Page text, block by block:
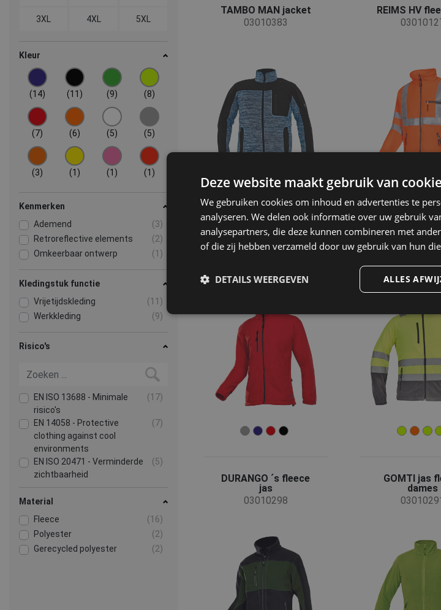
3XL 4XL 5XL
Kleur
(14) (11) (9) (8)
(7) (6) (5) (5)
(3) (1) (1) (1)
Kenmerken
Ademend
(3)
Retroreflective elements
(2)
Omkeerbaar ontwerp
(1)
Kledingstuk functie
Vrijetijdskleding
(11)
Werkkleding
(9)
Risico's
EN ISO 13688 - Minimale
risico's
(17)
EN 14058 - Protective
clothing against cool
environments
(7)
EN ISO 20471 - Verminderde
zichtbaarheid
(5)
clothing against heat and
(1)
Material
Fleece
(16)
Polyester
(2)
Gerecycled polyester
(2)
TAMBO MAN jacket
03010383
REIMS HV
MERIDA fleece jas
SEVILLA HV
DURANGO ´s fleece
jas
03010298
GOMTI jas
dames
Deze website maakt gebruik van
We gebruiken cookies om inhoud en advertenties te
analyseren. We delen ook informatie over uw gebruik
analysepartners, die deze kunnen combineren met
of die zij hebben verzameld door uw gebruik van hun
ALLES
DETAILS WEERGEVEN